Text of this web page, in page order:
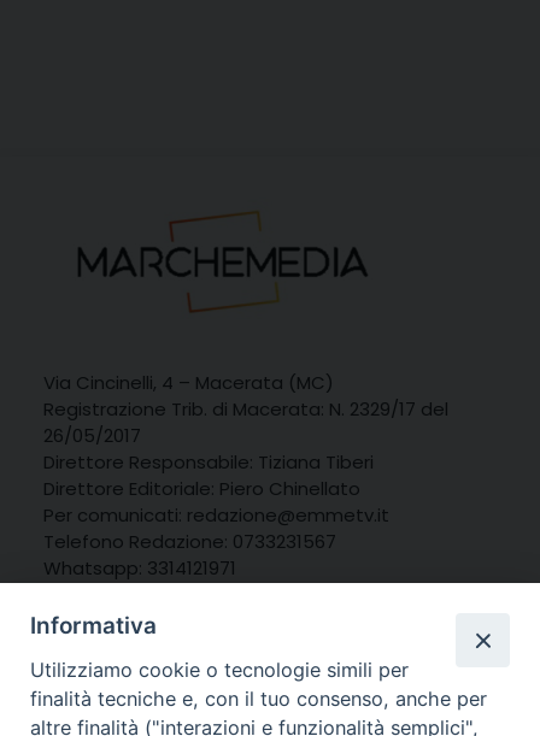
Via Cincinelli, 4 – Macerata (MC)
Registrazione Trib. di Macerata: N. 2329/17 del
26/05/2017
Direttore Responsabile: Tiziana Tiberi
Direttore Editoriale: Piero Chinellato
Per comunicati: redazione@emmetv.it
Telefono Redazione: 0733231567
Whatsapp: 3314121971
Informativa
Utilizziamo cookie o tecnologie simili per
finalità tecniche e, con il tuo consenso, anche per
altre finalità ("interazioni e funzionalità semplici",